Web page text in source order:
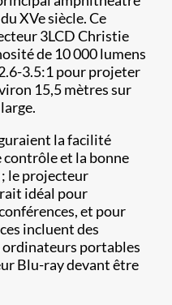
XVe siècle. Ce
3LCD Christie
de 10 000 lumens
3.5:1 pour projeter
15,5 mètres sur
la facilité
et la bonne
le projecteur
idéal pour
et pour
incluent des
ordinateurs portables
Blu-ray devant être